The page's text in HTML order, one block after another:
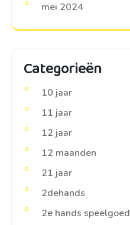
mei 2024
Categorieën
10 jaar
11 jaar
12 jaar
12 maanden
21 jaar
2dehands
2e hands speelgoed